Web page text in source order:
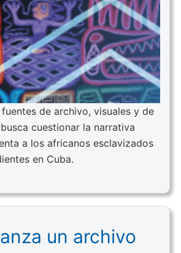
de archivo, visuales y de
cuestionar la narrativa
a los africanos esclavizados
en Cuba.
un archivo